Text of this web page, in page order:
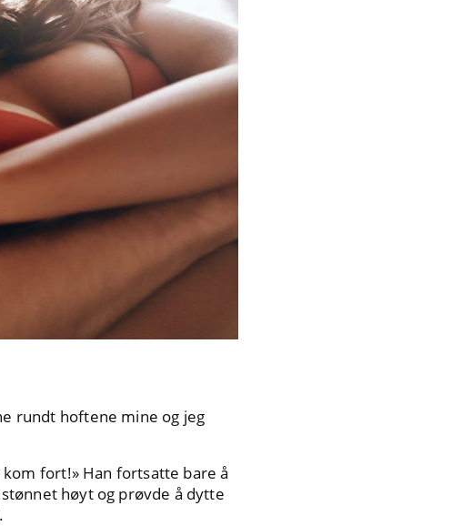
rundt hoftene mine og jeg
kom fort!» Han fortsatte bare å
høyt og prøvde å dytte